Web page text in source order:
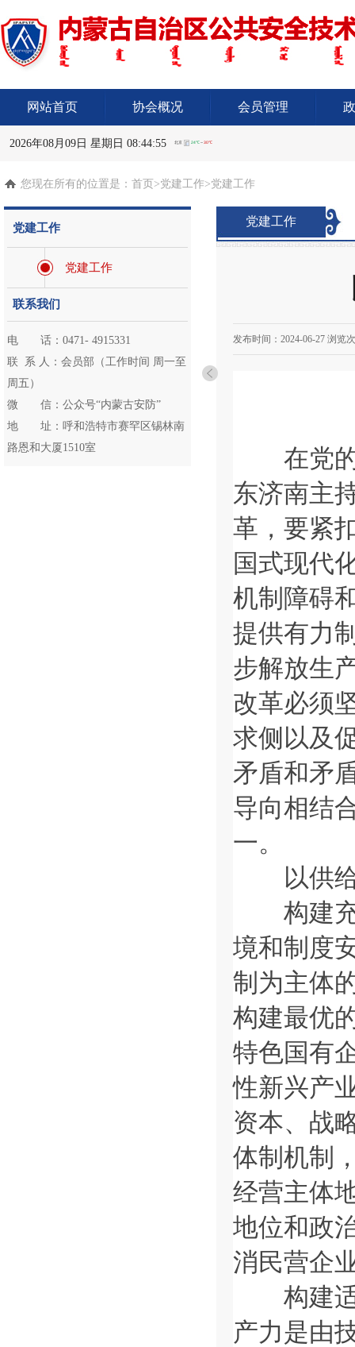
网站首页 协会概况 会员管理
2026年08月09日 星期日 08:44:56
您现在所有的位置是： 首页 >党建工作>党建工作
党建工作
党建工作
联系我们
电 话：0471- 4915331
联 系 人：会员部（工作时间 周一至
周五）
微 信：公众号“内蒙古安防”
地 址：呼和浩特市赛罕区锡林南
路恩和大厦1510室
党建工作
发布时间： 2024-06-27浏览
在党的
东济南主
革，要紧
国式现代
机制障碍
提供有力
步解放生
改革必须
求侧以及
矛盾和矛
导向相结
一。
以供给
构建充
境和制度
制为主体
构建最优
特色国有
性新兴产
资本、战
体制机制
经营主体
地位和政
消民营企
构建适
产力是由